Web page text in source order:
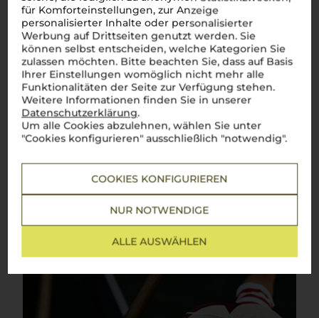
für Komforteinstellungen, zur Anzeige
personalisierter Inhalte oder personalisierter
Werbung auf Drittseiten genutzt werden. Sie
können selbst entscheiden, welche Kategorien Sie
zulassen möchten. Bitte beachten Sie, dass auf Basis
Ihrer Einstellungen womöglich nicht mehr alle
Funktionalitäten der Seite zur Verfügung stehen.
Weitere Informationen finden Sie in unserer
Datenschutzerklärung.
Um alle Cookies abzulehnen, wählen Sie unter
"Cookies konfigurieren" ausschließlich "notwendig".
COOKIES KONFIGURIEREN
NUR NOTWENDIGE
ALLE AUSWÄHLEN
Über die Region
Venetien
Zwischen Dolomiten und Adria – Venezianische Weinkultur in
Perfektion
Benvenuti inVeneto , einer Region, die für ihre
atemberaubende Vielfalt und Weinkultur bekannt ist. Von
den imposanten Dolomiten bis zur sonnigen Adriaküste zeigt
Venetien, wie perfekt italienische Lebensfreude im Glas
eingefangen wird. Ein prickelnderProsecco ?Perfettoals
della Valpolicella? Die ideale Begleitung zu einem herzhaften
der Lugana verzaubern, besonders in Kombination mit
frischen Meeresfrüchten. Die Weine ausVenetiensind wie
die Region selbst: facettenreich, charmant und voller
auf dieses Weinparadies!
Mehr Weine aus Venetien